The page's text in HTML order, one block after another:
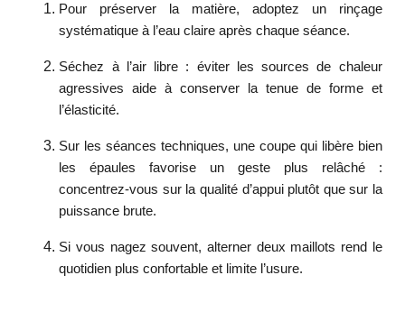
Pour préserver la matière, adoptez un rinçage
systématique à l’eau claire après chaque séance.
Séchez à l’air libre : éviter les sources de chaleur
agressives aide à conserver la tenue de forme et
l’élasticité.
Sur les séances techniques, une coupe qui libère bien
les épaules favorise un geste plus relâché :
concentrez-vous sur la qualité d’appui plutôt que sur la
puissance brute.
Si vous nagez souvent, alterner deux maillots rend le
quotidien plus confortable et limite l’usure.